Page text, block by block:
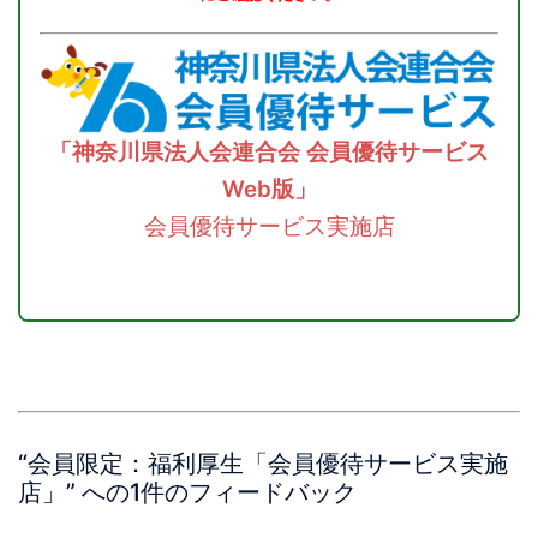
「神奈川県法人会連合会 会員優待サービス
Web版」
会員優待サービス実施店
“会員限定：福利厚生「会員優待サービス実施
店」 ” への1件のフィードバック